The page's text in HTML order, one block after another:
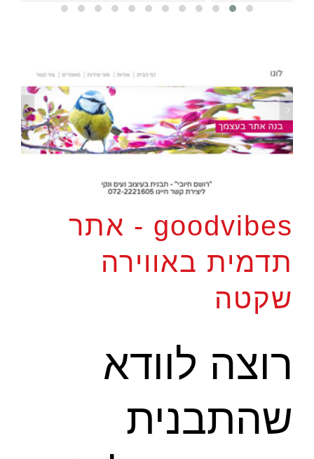
goodvibes - אתר
תדמית באווירה
שקטה
רוצה לוודא
שהתבנית